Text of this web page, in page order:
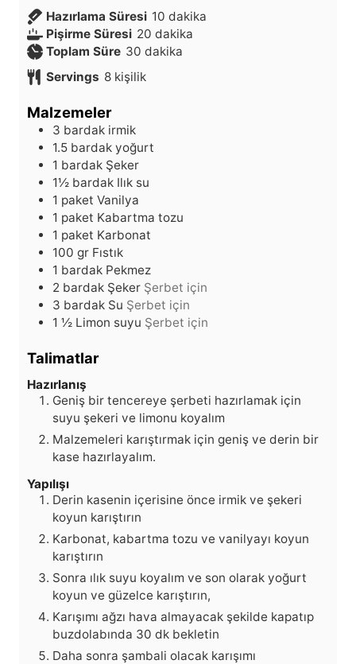
Hazırlama Süresi 10d
a
k
dakika
Pişirme Süresi 20d
a
dakika
Toplam Süre 30d
k
dakika
Servings 8 kişilik
Malzemeler
3 bardak irmik
1.5 bardak yoğurt
1 bardak Şeker
1½ bardak Ilık su
1 paket Vanilya
1 paket Kabartma tozu
1 paket Karbonat
100 gr Fıstık
1 bardak Pekmez
2 bardak Şeker Şerbet için
3 bardak Su Şerbet için
1 ½ Limon suyu Şerbet için
Talimatlar
Hazırlanış
Geniş bir tencereye şerbeti hazırlamak için
suyu şekeri ve limonu koyalım
Malzemeleri karıştırmak için geniş ve derin bir
kase hazırlayalım.
Yapılışı
Derin kasenin içerisine önce irmik ve şekeri
koyun karıştırın
Karbonat, kabartma tozu ve vanilyayı koyun
karıştırın
Sonra ılık suyu koyalım ve son olarak yoğurt
koyun ve güzelce karıştırın,
Karışımı ağzı hava almayacak şekilde kapatıp
buzdolabında 30 dk bekletin
Daha sonra şambali olacak karışımı